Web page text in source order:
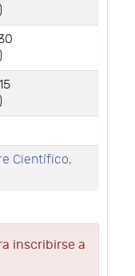
Científico,
inscribirse a